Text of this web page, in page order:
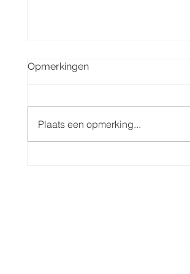
Misintenties week 32
Opmerkingen
Plaats een opmerking...